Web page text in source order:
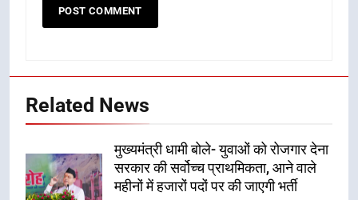
Related News
मुख्यमंत्री धामी बोले- युवाओं को रोजगार देना
सरकार की सर्वोच्च प्राथमिकता, आने वाले
महीनों में हजारों पदों पर की जाएगी भर्ती